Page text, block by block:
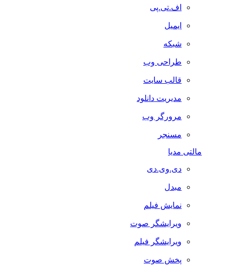
اف.تی.پی
ایمیل
شبکه
طراحی وب
قالب سایت
مدیریت دانلود
مرورگر وب
مسنجر
مالتی مدیا
دی.وی.دی
مبدل
نمایش فیلم
ویرایشگر صوت
ویرایشگر فیلم
پخش صوت